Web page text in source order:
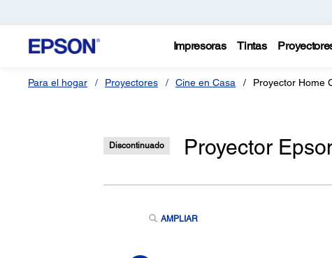
Impresoras Tintas
Para el hogar Proyectores Cine en Casa Proyector Home
Discontinuado Proyector
AMPLIAR